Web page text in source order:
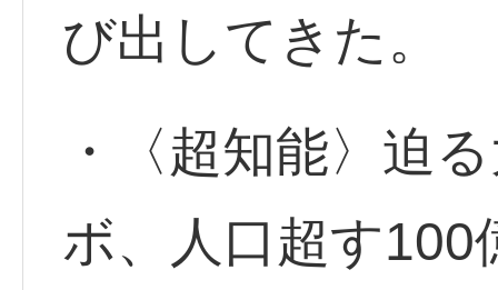
び出してきた。
・〈超知能〉迫
ボ、人口超す